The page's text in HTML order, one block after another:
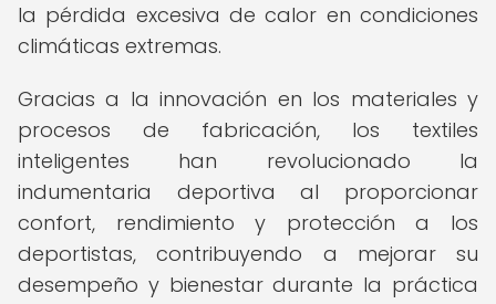
la pérdida excesiva de calor en condiciones
climáticas extremas.
Gracias a la innovación en los materiales y
procesos de fabricación, los textiles
inteligentes han revolucionado la
indumentaria deportiva al proporcionar
confort, rendimiento y protección a los
deportistas, contribuyendo a mejorar su
desempeño y bienestar durante la práctica